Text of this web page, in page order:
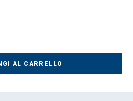
AL CARRELLO